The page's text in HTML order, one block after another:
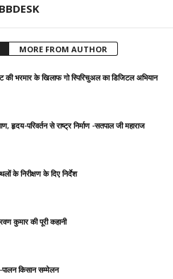
MORE FROM AUTHOR
भरमार के खिलाफ गो स्पिरिचुअल का डिजिटल अभियान
हृदय-परिवर्तन से राष्ट्र निर्माण -सतपाल जी महाराज
के निरीक्षण के दिए निर्देश
कुमार की पूरी कहानी
पालन किसान सम्मेलन